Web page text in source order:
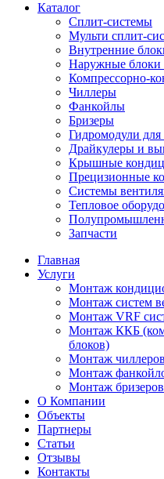
Каталог
Сплит-системы
Мульти сплит-
Внутренние
Наружные блоки
Компрессорно-
Чиллеры
Фанкойлы
Бризеры
Гидромодули для
Драйкулеры и
Крышные
Прецизионные
Системы
Тепловое
Запчасти
Главная
Услуги
Монтаж
Монтаж cистем
Монтаж VRF
Монтаж ККБ
блоков)
Монтаж чиллеров
Монтаж
Монтаж бризеров
О Компании
Объекты
Партнеры
Статьи
Отзывы
Контакты